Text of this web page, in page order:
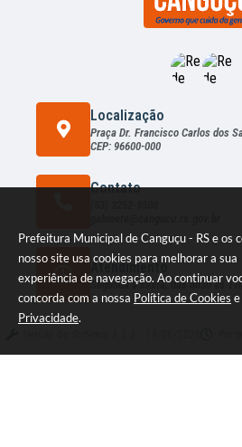
Prefeitura Municipal de Canguçu - RS e os
nosso site usa cookies para melhorar a sua
experiência de navegação. Ao continuar
concorda com a nossa Política de Cookies e
Privacidade.
Localização
Praça Dr. Francisco Carlos dos
CEP: 96600-000
Contato
Atendimento
Segunda a sexta, das 8h30 às